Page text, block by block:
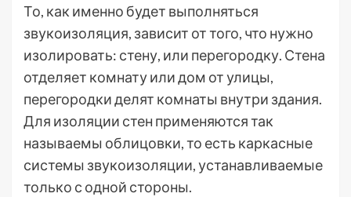
То, как именно будет выполняться
звукоизоляция, зависит от того, что нужно
изолировать: стену, или перегородку. Стена
отделяет комнату или дом от улицы,
перегородки делят комнаты внутри здания.
Для изоляции стен применяются так
называемы облицовки, то есть каркасные
системы звукоизоляции, устанавливаемые
только с одной стороны.